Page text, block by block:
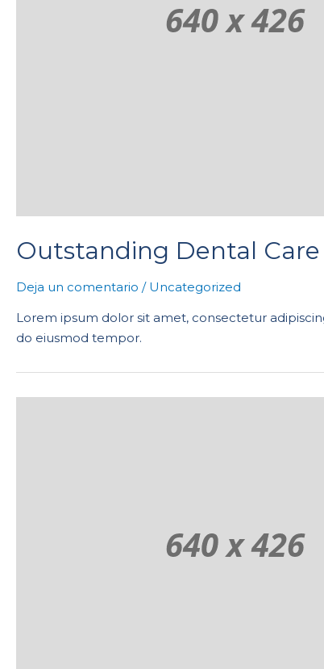
Outstanding Dental Care
Deja un comentario / Uncategorized
Lorem ipsum dolor sit amet, consectetur
do eiusmod tempor.